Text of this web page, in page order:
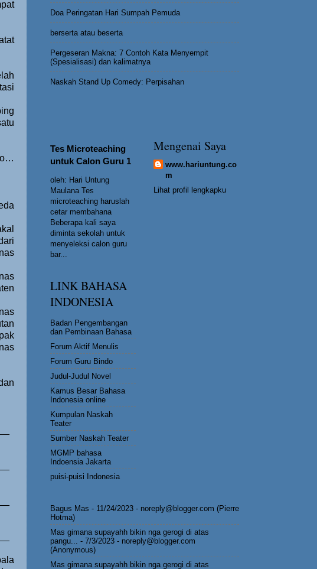
Doa Peringatan Hari Sumpah Pemuda
berserta atau beserta
Pergeseran Makna: 7 Contoh Kata Menyempit
(Spesialisasi) dan kalimatnya
Naskah Stand Up Comedy: Perpisahan
Tes Microteaching
untuk Calon Guru 1
oleh: Hari Untung
Maulana Tes
microteaching haruslah
cetar membahana
Beberapa kali saya
diminta sekolah untuk
menyeleksi calon guru
bar...
LINK BAHASA
INDONESIA
Badan Pengembangan
dan Pembinaan Bahasa
Forum Aktif Menulis
Forum Guru Bindo
Judul-Judul Novel
Kamus Besar Bahasa
Indonesia online
Kumpulan Naskah
Teater
Sumber Naskah Teater
MGMP bahasa
Indoensia Jakarta
puisi-puisi Indonesia
Mengenai Saya
www.hariuntung.co
m
Lihat profil lengkapku
Bagus Mas - 11/24/2023 - noreply@blogger.com (Pierre
Hotma)
Mas gimana supayahh bikin nga gerogi di atas
pangu...
- 7/3/2023 - noreply@blogger.com
(Anonymous)
Mas gimana supayahh bikin nga gerogi di atas